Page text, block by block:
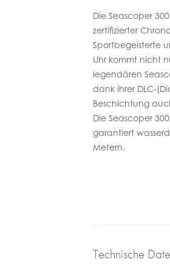
Die Seascoper
zertifizierter
Sportbegeisterte
Uhr kommt nicht
legendären
dank ihrer DLC-
Beschichtung
Die Seascoper
garantiert
Metern.
Technische